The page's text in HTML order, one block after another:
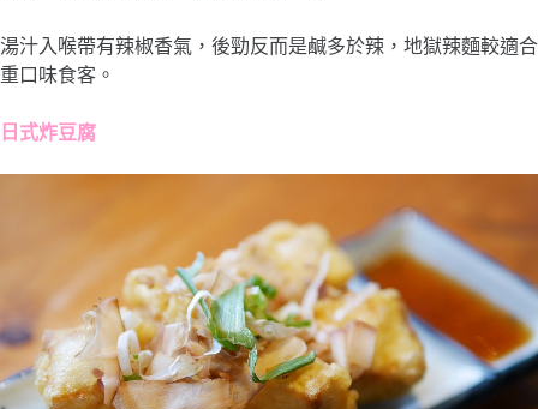
湯汁入喉帶有辣椒香氣，後勁反而是鹹多於辣，地獄辣麵較適合
重口味食客。
日式炸豆腐